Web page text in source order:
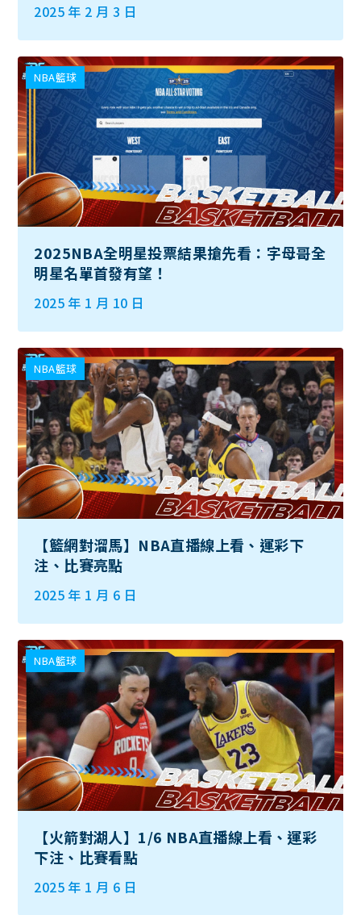
2025 年 2 月 3 日
NBA籃球
2025NBA全明星投票結果搶先看：字母哥全
明星名單首發有望！
2025 年 1 月 10 日
NBA籃球
【籃網對溜馬】NBA直播線上看、運彩下
注、比賽亮點
2025 年 1 月 6 日
NBA籃球
【火箭對湖人】1/6 NBA直播線上看、運彩
下注、比賽看點
2025 年 1 月 6 日